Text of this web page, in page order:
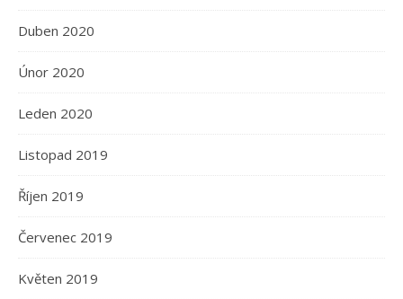
Duben 2020
Únor 2020
Leden 2020
Listopad 2019
Říjen 2019
Červenec 2019
Květen 2019